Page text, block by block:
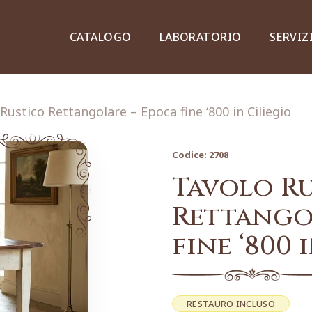
CATALOGO
Credenze, piattaie e vetrine
Lampade e lampadari
Dipinti e stampe
LABORATORIO SERVIZI
Rettangolare – Epoca fine ‘800 in Ciliegio
Codice: 2708
Tavolo
fine
RESTAURO INCLUSO